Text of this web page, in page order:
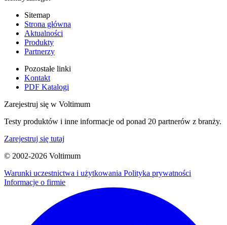
Sitemap
Strona główna
Aktualności
Produkty
Partnerzy
Pozostałe linki
Kontakt
PDF Katalogi
Zarejestruj się w Voltimum
Testy produktów i inne informacje od ponad 20 partnerów z branży.
Zarejestruj się tutaj
© 2002-2026 Voltimum
Warunki uczestnictwa i użytkowania Polityka prywatności
Informacje o firmie